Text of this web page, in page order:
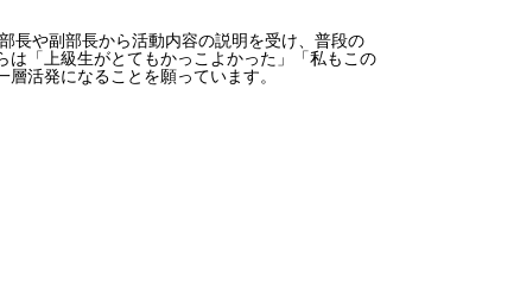
長や副部長から活動内容の説明を受け、普段の
「上級生がとてもかっこよかった」「私もこの
層活発になることを願っています。